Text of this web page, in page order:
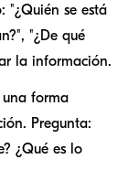
"¿Quién se está
"¿De qué
la información.
una forma
Pregunta:
¿Qué es lo